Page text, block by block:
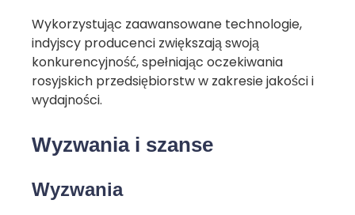
Wykorzystując zaawansowane technologie,
indyjscy producenci zwiększają swoją
konkurencyjność, spełniając oczekiwania
rosyjskich przedsiębiorstw w zakresie jakości i
wydajności.
Wyzwania i szanse
Wyzwania